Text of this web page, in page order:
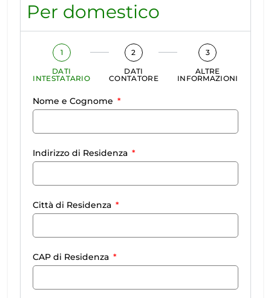
Per domestico
1
DATI
INTESTATARIO
2
DATI
CONTATORE
3
ALTRE
INFORMAZIONI
Nome e Cognome
Indirizzo di Residenza
Città di Residenza
CAP di Residenza